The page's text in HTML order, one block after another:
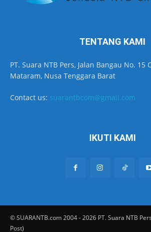
TENTANG KAMI
PT. Suara NTB Pers, Jalan Bangau No. 15
Mataram, Nusa Tenggara Barat
Contact us: suarantbcom@gmail.com
IKUTI KAMI
© SUARANTB.com 2004 - 2026 PT. Suara NTB
Post)